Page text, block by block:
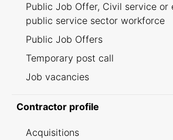
Public Job Offer, Civil service or
public service sector workforce
Public Job Offers
Temporary post call
Job vacancies
Contractor profile
Acquisitions